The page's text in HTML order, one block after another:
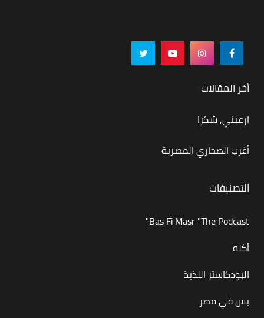
أخر المقالات
ارعبني, شكرا
أغرب الصحاري المصرية
التصنيفات
Bas Fi Masr "The Podcast"
أكلة
البودكاستر اللذيذ
بس في مصر